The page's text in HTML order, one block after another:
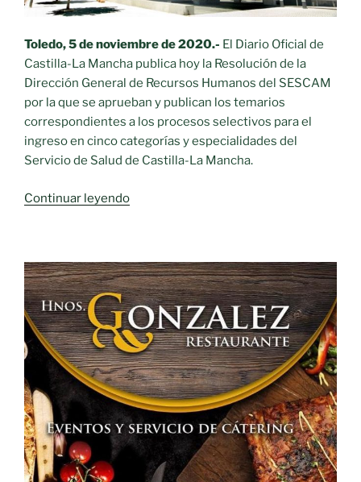
Toledo, 5 de noviembre de 2020.- El Diario Oficial de
Castilla-La Mancha publica hoy la Resolución de la
Dirección General de Recursos Humanos del SESCAM
por la que se aprueban y publican los temarios
correspondientes a los procesos selectivos para el
ingreso en cinco categorías y especialidades del
Servicio de Salud de Castilla-La Mancha.
Continuar leyendo«Publicados
a
las
oposiciones»